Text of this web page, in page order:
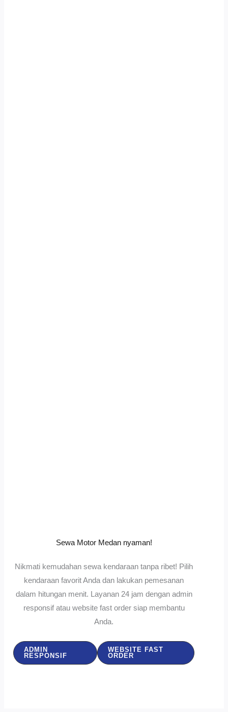
Sewa Motor Medan nyaman!
Nikmati kemudahan sewa kendaraan tanpa ribet! Pilih
kendaraan favorit Anda dan lakukan pemesanan
dalam hitungan menit. Layanan 24 jam dengan admin
responsif atau website fast order siap membantu
Anda.
ADMIN
RESPONSIF
WEBSITE FAST
ORDER